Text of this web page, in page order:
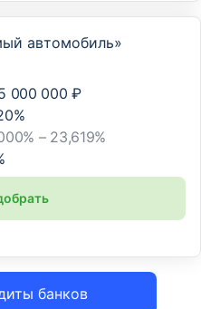
банков
автомобиль»
000 000 ₽
%
– 23,619%